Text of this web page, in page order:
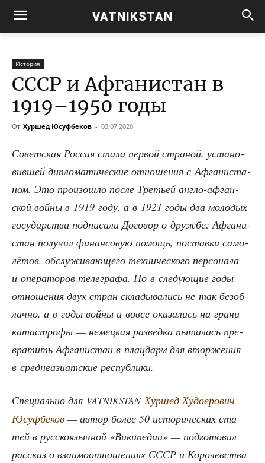
VATNIKSTAN
История
СССР и Афганистан в
1919–1950 годы
От Хуршед Юсуфбеков - 03.07.2020
Совет­ская Рос­сия ста­ла пер­вой стра­ной, уста­но­
вив­шей дипло­ма­ти­че­ские отно­ше­ния с Афга­ни­ста­
ном. Это про­изо­шло после Тре­тьей англо-афган­
ской вой­ны в 1919 году, а в 1921 годы два моло­дых
госу­дар­ства под­пи­са­ли Дого­вор о друж­бе: Афга­ни­
стан полу­чил финан­со­вую помощь, постав­ки само­
лё­тов, обслу­жи­ва­ю­ще­го тех­ни­че­ско­го пер­со­на­ла
и опе­ра­то­ров теле­гра­фа. Но в сле­ду­ю­щие годы
отно­ше­ния двух стран скла­ды­ва­лись не так без­об­
лач­но, а в годы вой­ны и вовсе ока­за­лись на гра­ни
ката­стро­фы — немец­кая раз­вед­ка пыта­лась пре­
вра­тить Афга­ни­стан в плац­дарм для втор­же­ния
в сред­не­ази­ат­ские республики.
Спе­ци­аль­но для VATNIKSTAN Хур­шед Худое­ро­вич
Юсуф­бе­ков — автор более 50 исто­ри­че­ских ста­
тей в рус­ско­языч­ной «Вики­пе­дии» — под­го­то­вил
рас­сказ о вза­и­мо­от­но­ше­ни­ях СССР и Коро­лев­ства